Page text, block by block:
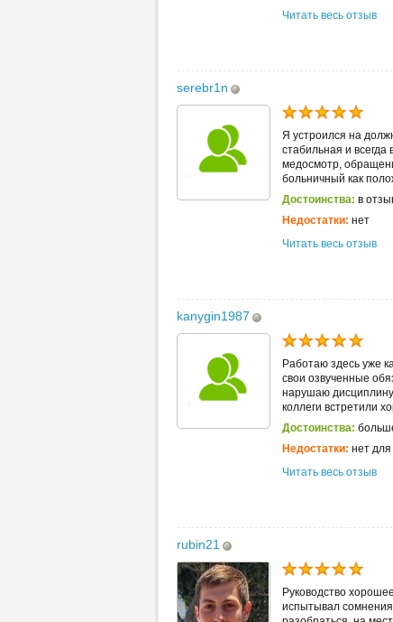
Читать весь отзыв
serebr1n
Я устроился на
стабильная и
медосмотр,
больничный как
Достоинства: в
Недостатки: нет
Читать весь отзыв
kanygin1987
Работаю здесь уже
свои озвученные
нарушаю
коллеги встретили
Достоинства:
Недостатки: нет
Читать весь отзыв
rubin21
Руководство
испытывал сомнения